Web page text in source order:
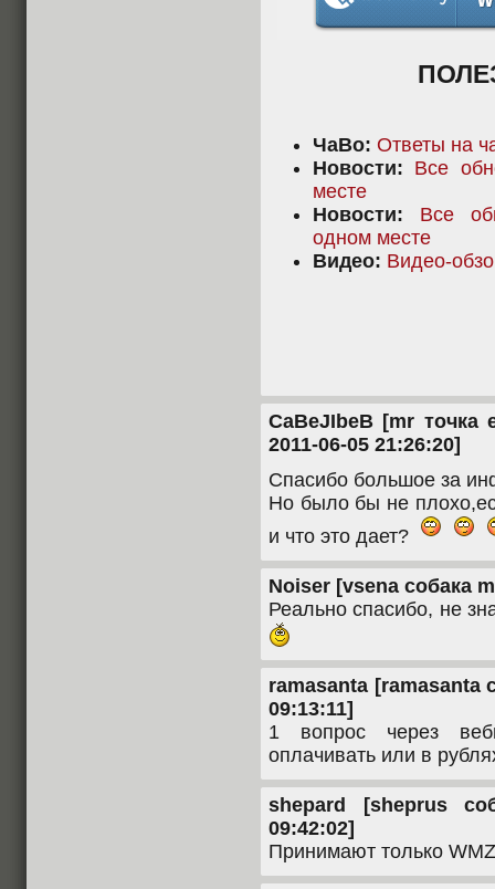
ЧаВо: Ответы на
Новости: Все
месте
Новости:
Все
одном месте
Видео: Видео-
CaBeJIbeB [mr точка
2011-06-05 21:26:20]
Спасибо большое за
Но было бы не
и что это дает?
Noiser [vsena собака
Реально спасибо, не
ramasanta [ramasanta
09:13:11]
1 вопрос через
оплачивать или в
shepard [sheprus
09:42:02]
Принимают только